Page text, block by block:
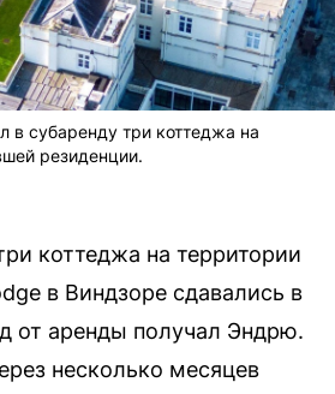
в субаренду три коттеджа на
резиденции.
коттеджа на территории
в Виндзоре сдавались в
от аренды получал Эндрю.
несколько месяцев